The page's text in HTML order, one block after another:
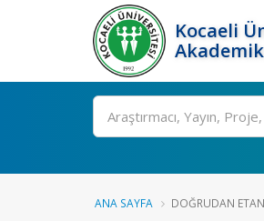
Kocaeli
Ara
ANA SAYFA DOĞRUDAN